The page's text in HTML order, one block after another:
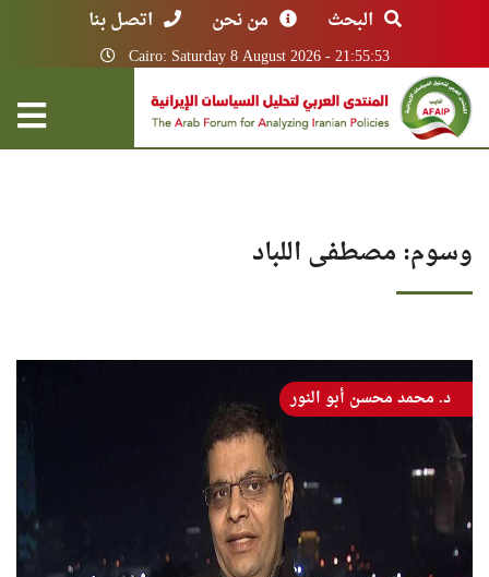
البحث من نحن اتصل بنا
Cairo: Saturday 8 August 2026 - 21:55:53
وسوم: مصطفى اللباد
د. محمد محسن أبو النور